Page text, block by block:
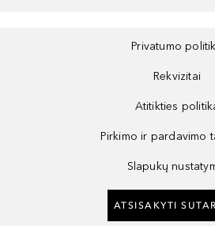
Privatumo
Rekvizitai
Atitikties
Pirkimo ir pardavimo
Slapukų
ATSISAKYTI